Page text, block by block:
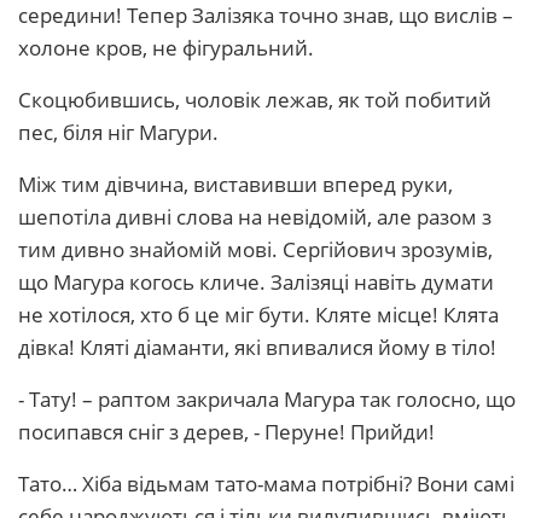
середини! Тепер Залізяка точно знав, що вислів –
холоне кров, не фігуральний.
Скоцюбившись, чоловік лежав, як той побитий
пес, біля ніг Магури.
Між тим дівчина, виставивши вперед руки,
шепотіла дивні слова на невідомій, але разом з
тим дивно знайомій мові. Сергійович зрозумів,
що Магура когось кличе. Залізяці навіть думати
не хотілося, хто б це міг бути. Кляте місце! Клята
дівка! Кляті діаманти, які впивалися йому в тіло!
- Тату! – раптом закричала Магура так голосно, що
посипався сніг з дерев, - Перуне! Прийди!
Тато… Хіба відьмам тато-мама потрібні? Вони самі